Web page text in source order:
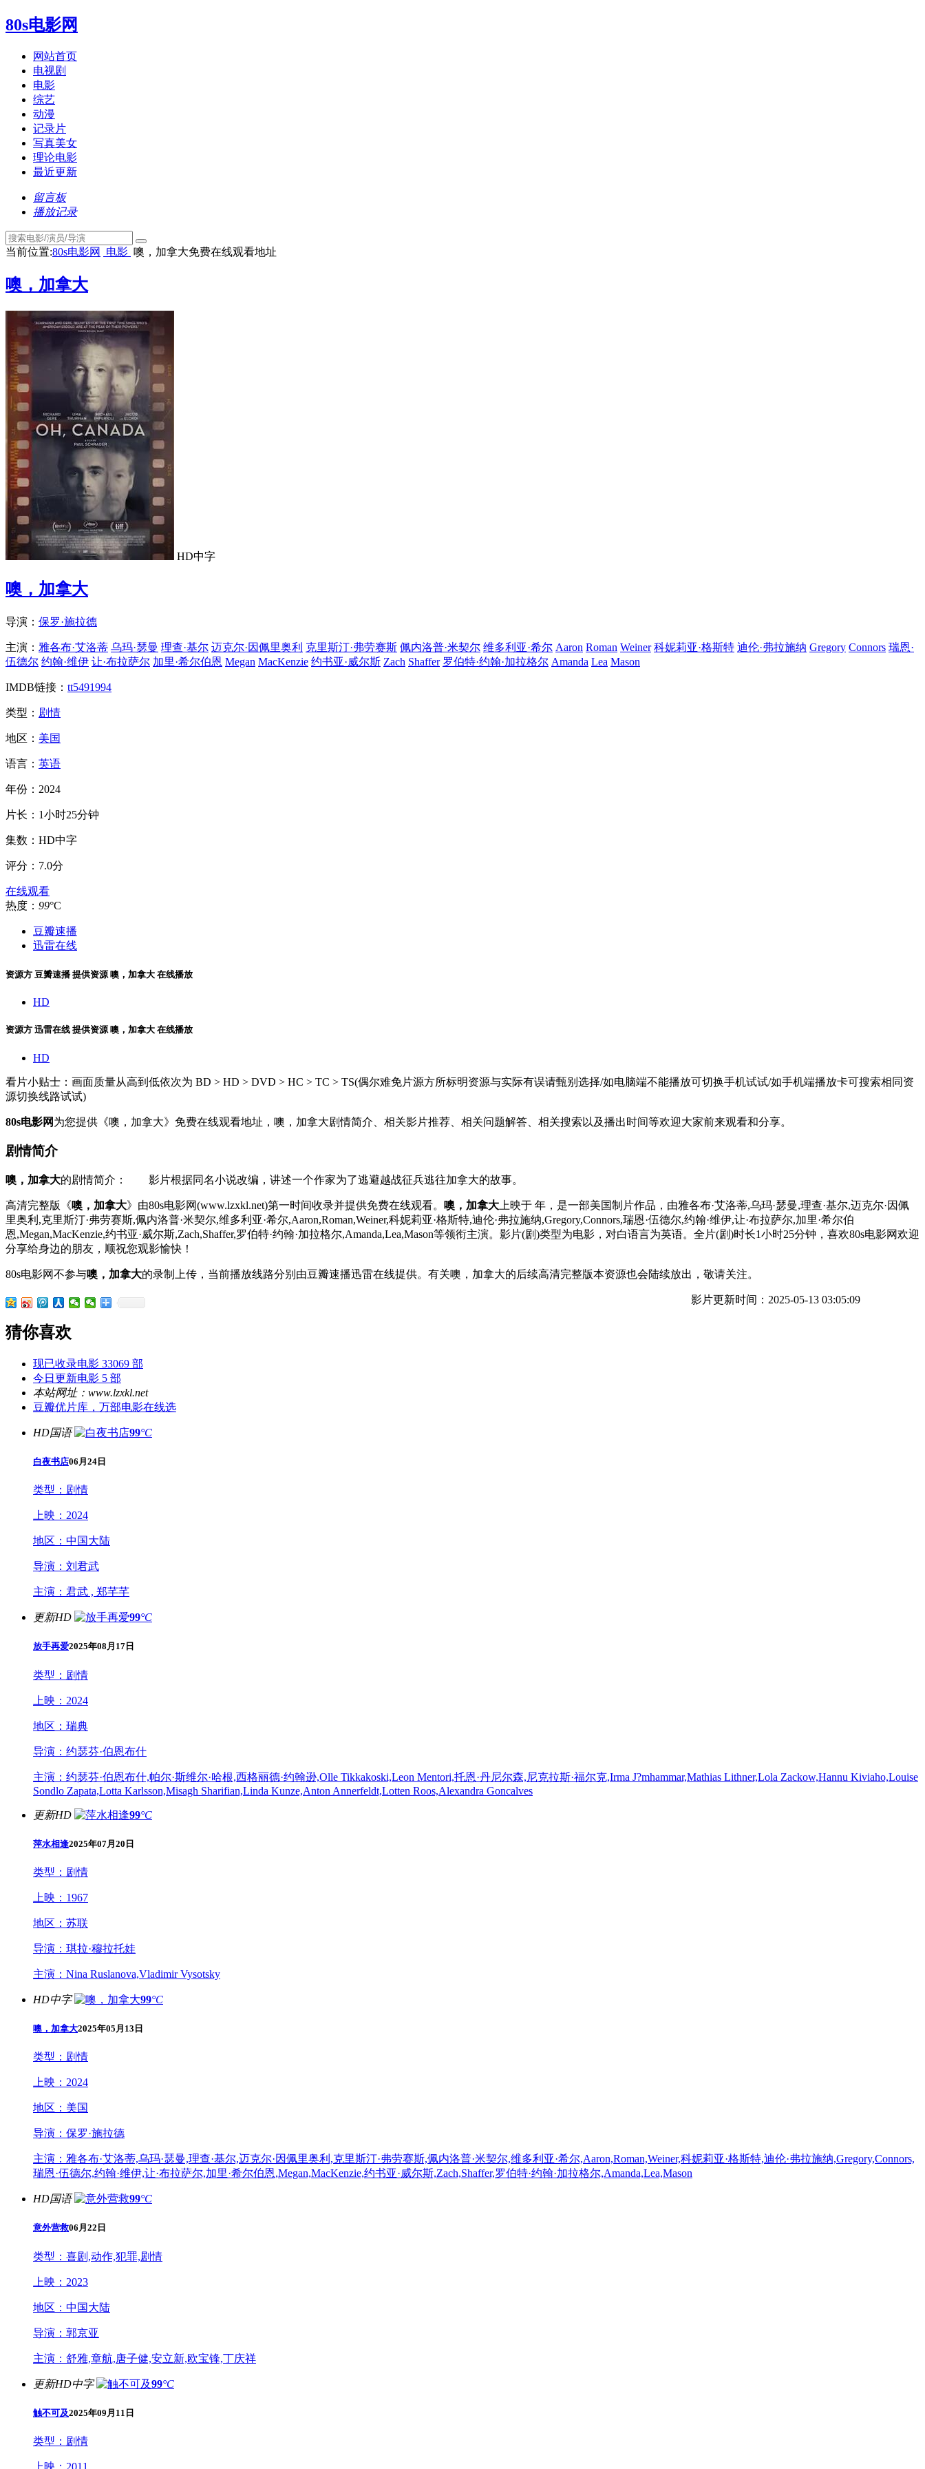
80s电影网
网站首页
电视剧
电影
综艺
动漫
记录片
写真美女
理论电影
最近更新
留言板
播放记录
当前位置:80s电影网 电影 噢，加拿大免费在线观看地址
噢，加拿大
HD中字
噢，加拿大
导演： 保罗·施拉德
主演： 雅各布·艾洛蒂 乌玛·瑟曼 理查·基尔 迈克尔·因佩里奥利 克里斯汀·弗劳赛斯 佩内洛普·米契尔 维多利亚·希尔 Aaron Roman Weiner 科妮莉亚·格斯特 迪伦·弗拉施纳 Gregory Connors 瑞恩·
伍德尔 约翰·维伊 让·布拉萨尔 加里·希尔伯恩 Megan MacKenzie 约书亚·威尔斯 Zach Shaffer 罗伯特·约翰·加拉格尔 Amanda Lea Mason
IMDB链接： tt5491994
类型： 剧情
地区： 美国
语言： 英语
年份： 2024
片长： 1小时25分钟
集数： HD中字
评分： 7.0分
在线观看
热度： 99°C
豆瓣速播
迅雷在线
资源方 豆瓣速播 提供资源噢，加拿大 在线播放
HD
资源方 迅雷在线 提供资源噢，加拿大 在线播放
HD
看片小贴士：画面质量从高到低依次为 BD > HD > DVD > HC > TC > TS(偶尔难免片源方所标明资源与实际有误请甄别选择/如电脑端不能播放可切换手机试试/如手机端播放卡可搜索相同资
源切换线路试试)
80s电影网为您提供《噢，加拿大》免费在线观看地址，噢，加拿大剧情简介、相关影片推荐、相关问题解答、相关搜索以及播出时间等欢迎大家前来观看和分享。
剧情简介
噢，加拿大的剧情简介： 影片根据同名小说改编，讲述一个作家为了逃避越战征兵逃往加拿大的故事。
高清完整版《噢，加拿大》由80s电影网(www.lzxkl.net)第一时间收录并提供免费在线观看。 噢，加拿大 上映于 年，是一部美国制片作品，由雅各布·艾洛蒂,乌玛·瑟曼,理查·基尔,迈克尔·因佩
里奥利,克里斯汀·弗劳赛斯,佩内洛普·米契尔,维多利亚·希尔,Aaron,Roman,Weiner,科妮莉亚·格斯特,迪伦·弗拉施纳,Gregory,Connors,瑞恩·伍德尔,约翰·维伊,让·布拉萨尔,加里·希尔伯
恩,Megan,MacKenzie,约书亚·威尔斯,Zach,Shaffer,罗伯特·约翰·加拉格尔,Amanda,Lea,Mason等领衔主演。影片(剧)类型为电影，对白语言为英语。全片(剧)时长1小时25分钟，喜欢80s电影网欢迎
分享给身边的朋友，顺祝您观影愉快！
80s电影网不参与噢，加拿大的录制上传，当前播放线路分别由豆瓣速播迅雷在线提供。有关噢，加拿大的后续高清完整版本资源也会陆续放出，敬请关注。
影片更新时间：2025-05-13 03:05:09
猜你喜欢
现已收录电影 33069 部
今日更新电影 5 部
本站网址：www.lzxkl.net
豆瓣优片库，万部电影在线选
HD国语 99°C
白夜书店06月24日
类型： 剧情
上映： 2024
地区： 中国大陆
导演： 刘君武
主演： 君武 , 郑芊芊
更新HD 99°C
放手再爱2025年08月17日
类型： 剧情
上映： 2024
地区： 瑞典
导演： 约瑟芬·伯恩布什
主演： 约瑟芬·伯恩布什,帕尔·斯维尔·哈根,西格丽德·约翰逊,Olle Tikkakoski,Leon Mentori,托恩·丹尼尔森,尼克拉斯·福尔克,Irma J?mhammar,Mathias Lithner,Lola Zackow,Hannu Kiviaho,Louise
Sondlo Zapata,Lotta Karlsson,Misagh Sharifian,Linda Kunze,Anton Annerfeldt,Lotten Roos,Alexandra Goncalves
更新HD 99°C
萍水相逢2025年07月20日
类型： 剧情
上映： 1967
地区： 苏联
导演： 琪拉·穆拉托娃
主演： Nina Ruslanova,Vladimir Vysotsky
HD中字 99°C
噢，加拿大2025年05月13日
类型： 剧情
上映： 2024
地区： 美国
导演： 保罗·施拉德
主演： 雅各布·艾洛蒂,乌玛·瑟曼,理查·基尔,迈克尔·因佩里奥利,克里斯汀·弗劳赛斯,佩内洛普·米契尔,维多利亚·希尔,Aaron,Roman,Weiner,科妮莉亚·格斯特,迪伦·弗拉施纳,Gregory,Connors,
瑞恩·伍德尔,约翰·维伊,让·布拉萨尔,加里·希尔伯恩,Megan,MacKenzie,约书亚·威尔斯,Zach,Shaffer,罗伯特·约翰·加拉格尔,Amanda,Lea,Mason
HD国语 99°C
意外营救06月22日
类型： 喜剧,动作,犯罪,剧情
上映： 2023
地区： 中国大陆
导演： 郭京亚
主演： 舒雅,章航,唐子健,安立新,欧宝锋,丁庆祥
更新HD中字 99°C
触不可及2025年09月11日
类型： 剧情
上映： 2011